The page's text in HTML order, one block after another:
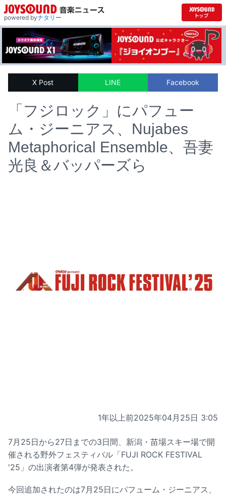
powered byナタリー
X Post LINE Facebook
「フジロック」にパフュー
ム・ジーニアス、Nujabes
Metaphorical Ensemble、吾妻
光良＆バッパーズら
1年以上前2025年04月25日 3:05
7月25日から27日までの3日間、新潟・苗場スキー場で開
催される野外フェスティバル「FUJI ROCK FESTIVAL
'25」の出演者第4弾が発表された。
今回追加されたのは7月25日にパフューム・ジーニアス、